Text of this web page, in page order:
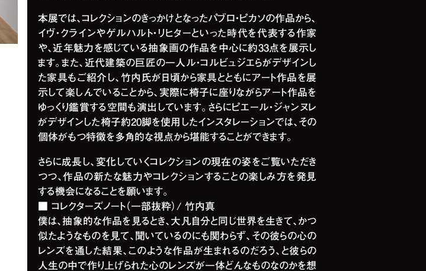
本展では、コレクションのきっかけとなったパブロ・ピカソの作品から、
イヴ・クラインやゲルハルト・リヒターといった時代を代表する作家
や、近年魅力を感じている抽象画の作品を中心に約33点を展示し
ます。また、近代建築の巨匠の一人ル・コルビュジエらがデザインし
た家具もご紹介し、竹内氏が日頃から家具とともにアート作品を展
示して楽しんでいることから、実際に椅子に座りながらアート作品を
ゆっくり鑑賞する空間も演出しています。さらにピエール・ジャンヌレ
がデザインした椅子約20脚を使用したインスタレーションでは、その
個体がもつ特徴を多角的な視点から堪能することができます。
さらに成長し、変化していくコレクションの現在の姿をご覧いただき
つつ、作品の新たな魅力やコレクションすることの楽しみ方を発見
する機会になることを願います。
■ コレクターズノート（一部抜粋）/ 竹内真
僕は、抽象的な作品を見るとき、大凡自分と同じ世界を生きて、かつ
似たようなものを見て、聞いているのにも関わらず、その彼らの心の
レンズを通した結果、このような作品が生まれるのだろう、と彼らの
人生の中で作り上げられた心のレンズが一体どんなものなのかを想